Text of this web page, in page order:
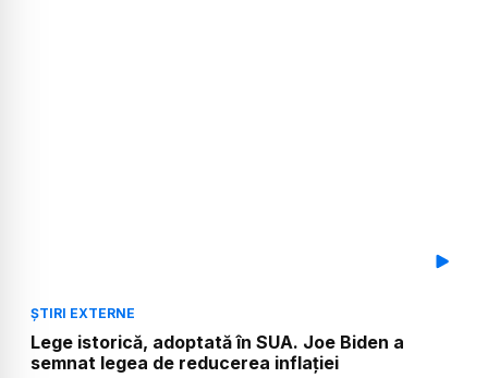
ȘTIRI EXTERNE
Lege istorică, adoptată în SUA. Joe Biden a
semnat legea de reducerea inflației